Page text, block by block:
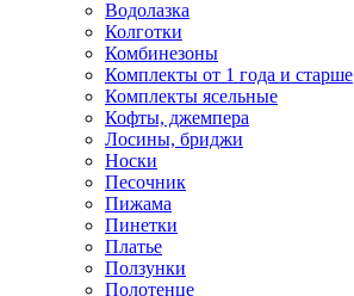
Водолазка
Колготки
Комбинезоны
Комплекты от 1 года и старше
Комплекты ясельные
Кофты, джемпера
Лосины, бриджи
Носки
Песочник
Пижама
Пинетки
Платье
Ползунки
Полотенце